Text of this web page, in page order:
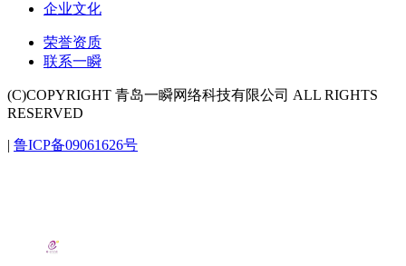
企业文化
荣誉资质
联系一瞬
(C)COPYRIGHT 青岛一瞬网络科技有限公司 ALL RIGHTS
RESERVED
| 鲁ICP备09061626号